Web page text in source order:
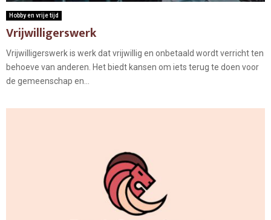
Hobby en vrije tijd
Vrijwilligerswerk
Vrijwilligerswerk is werk dat vrijwillig en onbetaald wordt verricht ten
behoeve van anderen. Het biedt kansen om iets terug te doen voor
de gemeenschap en...